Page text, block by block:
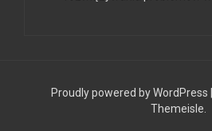
Proudly powered by WordPress
Themeisle.